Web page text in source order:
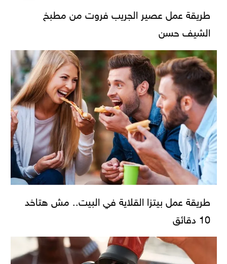
طريقة عمل عصير الجريب فروت من مطبخ
الشيف حسن
طريقة عمل بيتزا القلاية في البيت.. مش هتاخد
10 دقائق